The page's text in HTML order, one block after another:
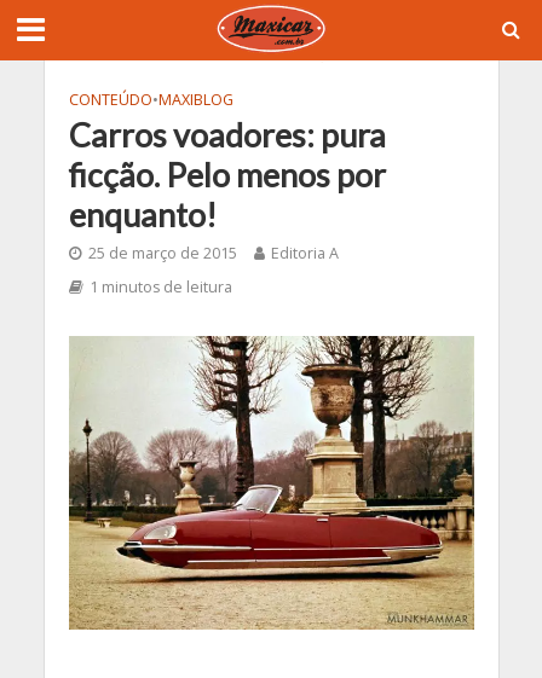
CONTEÚDO•MAXIBLOG
Carros voadores: pura
ficção. Pelo menos por
enquanto!
25 de março de 2015
Editoria A
1 minutos de leitura